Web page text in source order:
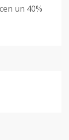
un 40%